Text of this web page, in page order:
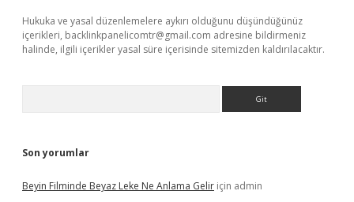
Hukuka ve yasal düzenlemelere aykırı olduğunu düşündüğünüz
içerikleri, backlinkpanelicomtr@gmail.com adresine bildirmeniz
halinde, ilgili içerikler yasal süre içerisinde sitemizden kaldırılacaktır.
Son yorumlar
Beyin Filminde Beyaz Leke Ne Anlama Gelir için admin